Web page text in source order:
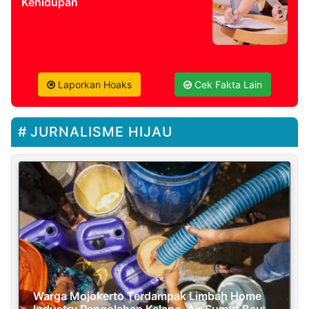
Laporkan Hoaks Cek Fakta Lain
JURNALISME HIJAU
Warga Mojokerto Terdampak Limbah Home